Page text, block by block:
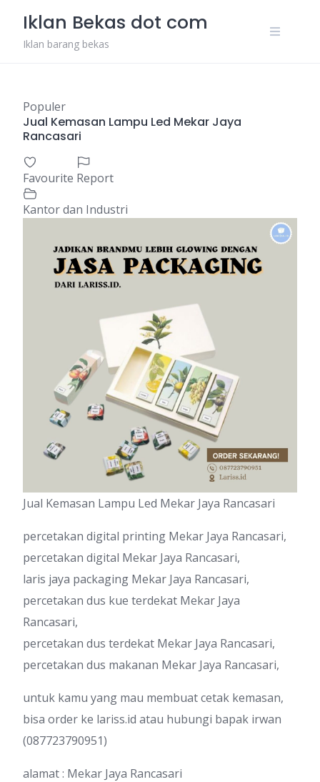
content
Iklan Bekas dot com
Iklan barang bekas
Populer
Jual Kemasan Lampu Led Mekar Jaya
Rancasari
Favourite Report
Kantor dan Industri
Jual Kemasan Lampu Led Mekar Jaya Rancasari
percetakan digital printing Mekar Jaya Rancasari,
percetakan digital Mekar Jaya Rancasari,
laris jaya packaging Mekar Jaya Rancasari,
percetakan dus kue terdekat Mekar Jaya
Rancasari,
percetakan dus terdekat Mekar Jaya Rancasari,
percetakan dus makanan Mekar Jaya Rancasari,
untuk kamu yang mau membuat cetak kemasan,
bisa order ke lariss.id atau hubungi bapak irwan
(087723790951)
alamat : Mekar Jaya Rancasari